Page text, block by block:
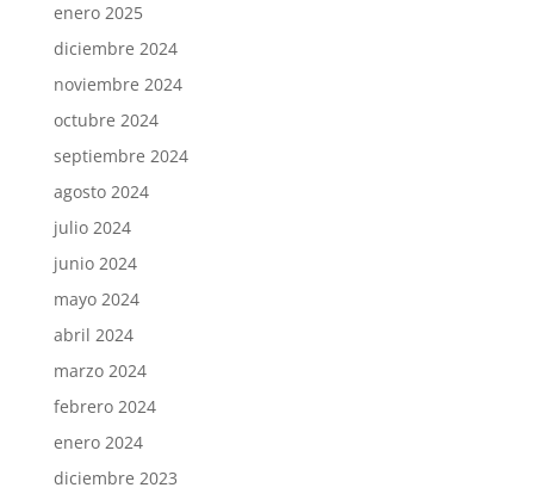
enero 2025
diciembre 2024
noviembre 2024
octubre 2024
septiembre 2024
agosto 2024
julio 2024
junio 2024
mayo 2024
abril 2024
marzo 2024
febrero 2024
enero 2024
diciembre 2023